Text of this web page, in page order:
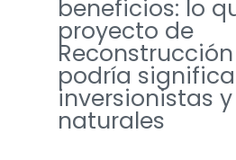
beneficios: lo
proyecto de
podría
inversionistas
naturales